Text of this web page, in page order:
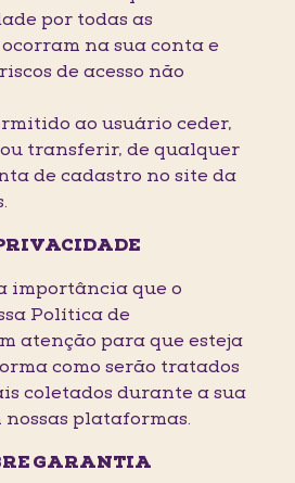
por todas as
na sua conta e
de acesso não
ao usuário ceder,
transferir, de qualquer
de cadastro no site da
importância que o
Política de
atenção para que esteja
como serão tratados
coletados durante a sua
plataformas.
GARANTIA